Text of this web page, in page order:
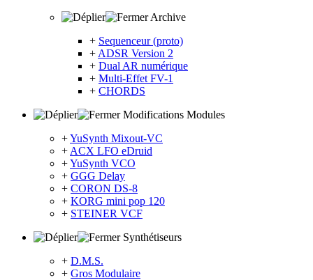
Archive
+ Sequenceur (proto)
+ ADSR Version 2
+ Dual AR numérique
+ Multi-Effet FV-1
+ CHORDS
Modifications Modules
+YuSynth Mixout-VC
+ ACX LFO eDruid
+YuSynth VCO
+ GGG Delay
+ CORON DS-8
+ KORG mini pop 120
+ STEINER VCF
Synthétiseurs
+ D.M.S.
+ Gros Modulaire